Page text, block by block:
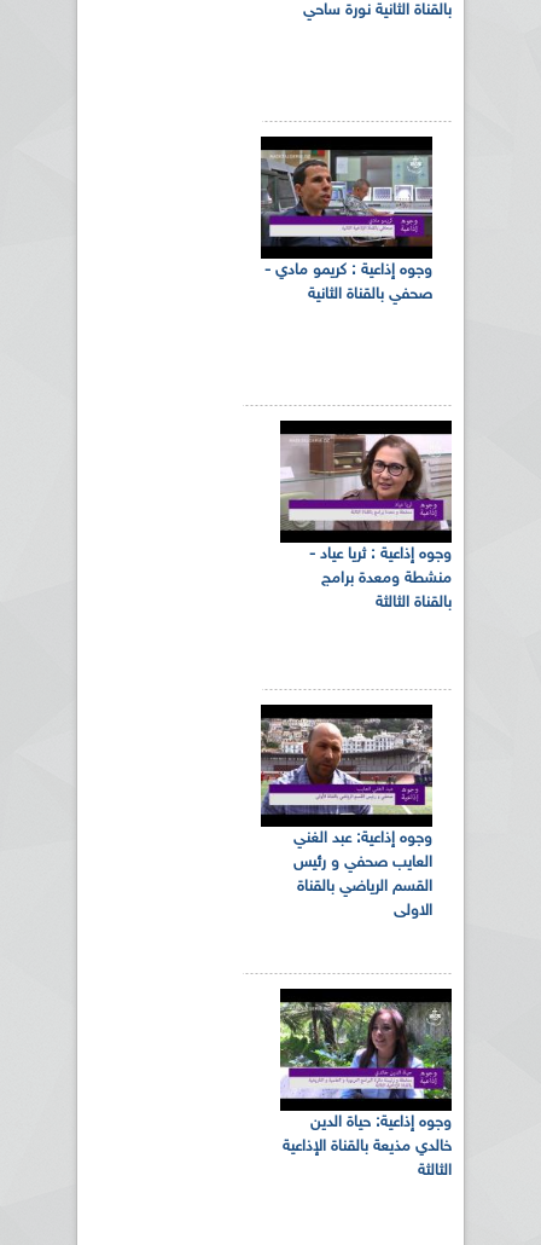
بالقناة الثانية نورة ساحي
وجوه إذاعية : كريمو مادي -
صحفي بالقناة الثانية
وجوه إذاعية : ثريا عياد -
منشطة ومعدة برامج
بالقناة الثالثة
وجوه إذاعية: عبد الغني
العايب صحفي و رئيس
القسم الرياضي بالقناة
الاولى
وجوه إذاعية: حياة الدين
خالدي مذيعة بالقناة الإذاعية
الثالثة